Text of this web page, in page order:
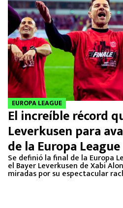
EUROPA LEAGUE
El increíble récord
Leverkusen para
de la Europa League
Se definió la final de la Europa
el Bayer Leverkusen de Xabi
miradas por su espectacular